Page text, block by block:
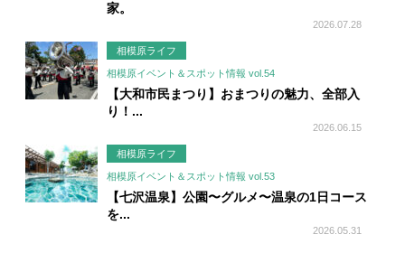
家。
2026.07.28
相模原ライフ
相模原イベント＆スポット情報 vol.54
【大和市民まつり】おまつりの魅力、全部入
り！...
2026.06.15
相模原ライフ
相模原イベント＆スポット情報 vol.53
【七沢温泉】公園〜グルメ〜温泉の1日コース
を...
2026.05.31